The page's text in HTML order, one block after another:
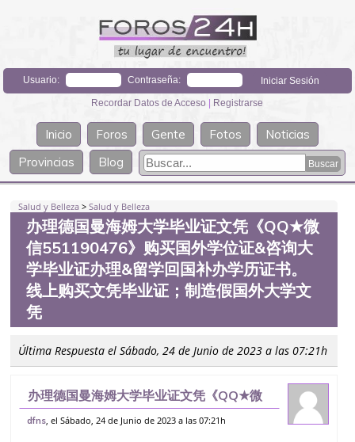
Usuario: Contraseña:
Recordar Datos de Acceso | Registrarse
Inicio Foros Gente Fotos
Noticias
Provincias
Blog
Salud y Belleza >Salud y Belleza
办理德国曼海姆大学毕业证文凭《QQ★微
信551190476》购买国外学位证&咨询大
学毕业证办理&留学回国补办学历证书。
线上购买文凭毕业证；制造假国外大学文
凭
Última Respuesta el Sábado, 24 de Junio de 2023 a las 07:21h
办理德国曼海姆大学毕业证文凭《QQ★微
信551190476》购买国外学位证&咨询大
dfns , el Sábado, 24 de Junio de 2023 a las 07:21h